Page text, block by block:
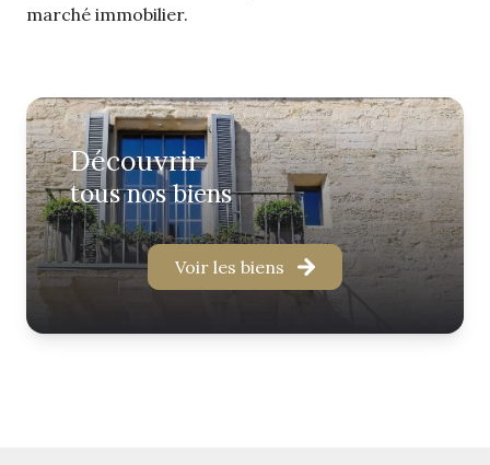
découvrir
tous nos biens
Voir les biens
marché immobilier.